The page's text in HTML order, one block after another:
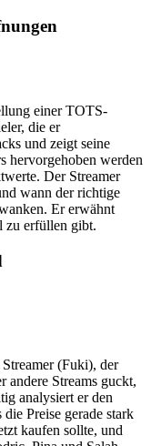
einer TOTS-
die er
und zeigt seine
hervorgehoben werden
Der Streamer
wann der richtige
Er erwähnt
zu erfüllen gibt.
(Fuki), der
andere Streams guckt,
analysiert er den
Preise gerade stark
kaufen sollte, und